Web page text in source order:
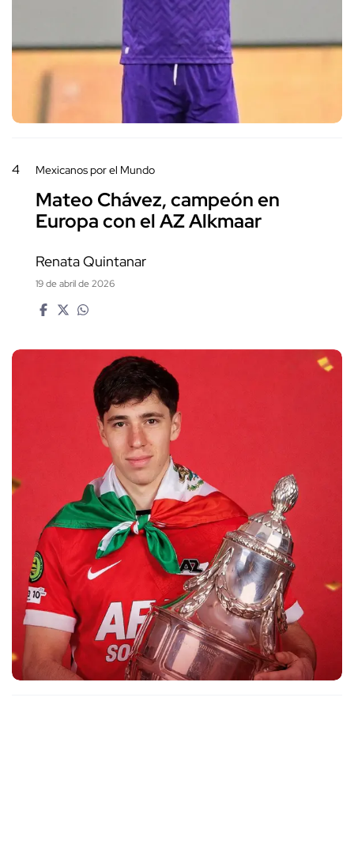
4 Mexicanos por el Mundo
Mateo Chávez, campeón en
Europa con el AZ Alkmaar
Renata Quintanar
19 de abril de 2026